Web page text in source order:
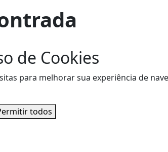
de Cookies
para melhorar sua experiência de
todos